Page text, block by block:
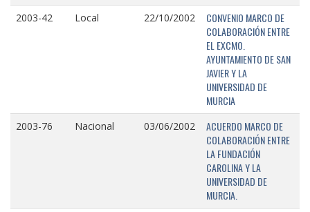
2003-42 Local 22/10/2002
CONVENIO MARCO DE
COLABORACIÓN ENTRE
EL EXCMO.
AYUNTAMIENTO DE SAN
JAVIER Y LA
UNIVERSIDAD DE
MURCIA
2003-76 Nacional 03/06/2002
ACUERDO MARCO DE
COLABORACIÓN ENTRE
LA FUNDACIÓN
CAROLINA Y LA
UNIVERSIDAD DE
MURCIA.